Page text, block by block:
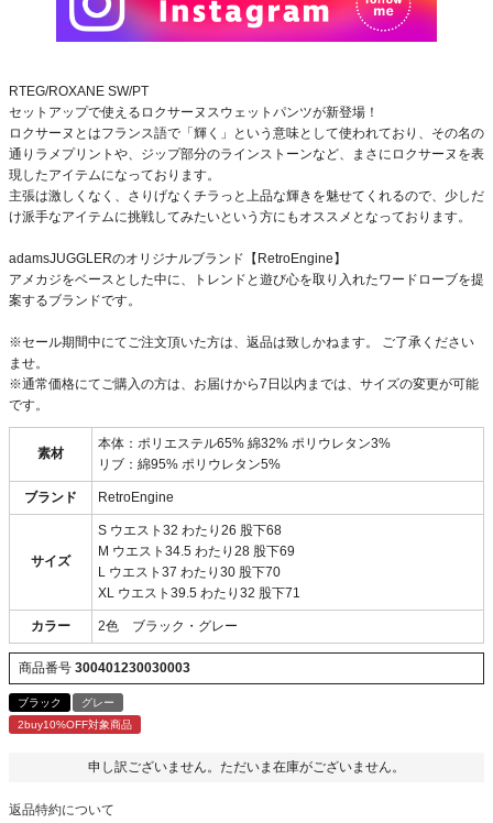
RTEG/ROXANE SW/PT
セットアップで使えるロクサーヌスウェットパンツが新登場！
ロクサーヌとはフランス語で「輝く」という意味として使われており、その名の
通りラメプリントや、ジップ部分のラインストーンなど、まさにロクサーヌを表
現したアイテムになっております。
主張は激しくなく、さりげなくチラっと上品な輝きを魅せてくれるので、少しだ
け派手なアイテムに挑戦してみたいという方にもオススメとなっております。
adamsJUGGLERのオリジナルブランド【RetroEngine】
アメカジをベースとした中に、トレンドと遊び心を取り入れたワードローブを提
案するブランドです。
※セール期間中にてご注文頂いた方は、返品は致しかねます。 ご了承ください
ませ。
※通常価格にてご購入の方は、お届けから7日以内までは、サイズの変更が可能
です。
素材
本体：ポリエステル65% 綿32% ポリウレタン3%
リブ：綿95% ポリウレタン5%
ブランド RetroEngine
サイズ
S ウエスト32 わたり26 股下68
M ウエスト34.5 わたり28 股下69
L ウエスト37 わたり30 股下70
XL ウエスト39.5 わたり32 股下71
カラー 2色 ブラック・グレー
商品番号 300401230030003
ブラック
グレー
2buy10%OFF対象商品
申し訳ございません。ただいま在庫がございません。
返品特約について